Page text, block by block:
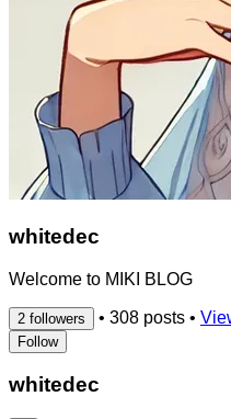
whitedec
Welcome to MIKI BLOG
2 followers • 308 posts •
Follow
whitedec